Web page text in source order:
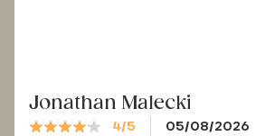
Jonathan Malecki
4/5 05/08/2026